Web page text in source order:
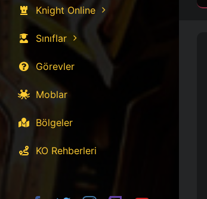
Knight Online
Sınıflar
Görevler
Moblar
Bölgeler
KO Rehberleri